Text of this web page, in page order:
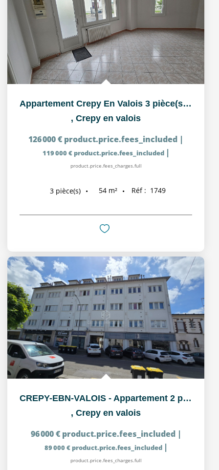
Appartement Crepy En Valois 3 pièce(s) 55.36 m2
, Crepy en valois
126 000 € product.price.fees_included |
119 000 € product.price.fees_included |
product.price.fees_charges.full
3 pièce(s) 54 m² Réf : 1749
CREPY-EBN-VALOIS - Appartement 2 pièce(s) 38.28 m2
, Crepy en valois
96 000 € product.price.fees_included |
89 000 € product.price.fees_included |
product.price.fees_charges.full